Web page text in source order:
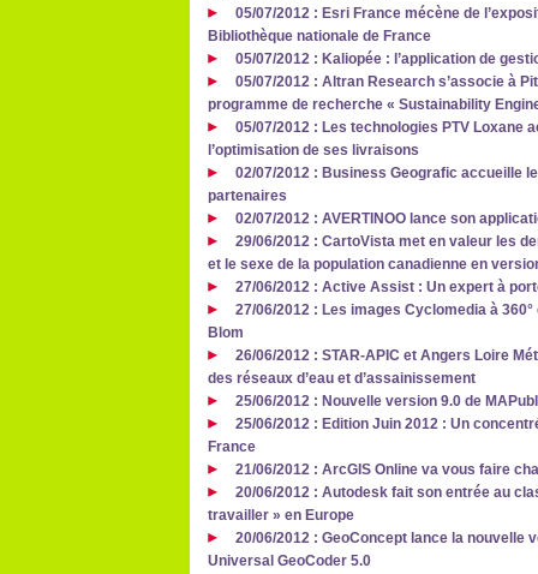
05/07/2012 : Esri France mécène de
Bibliothèque nationale de France
05/07/2012 : Kaliopée : l’application de
05/07/2012 : Altran Research s’associe à
programme de recherche « Sustainability
05/07/2012 : Les technologies PTV Loxane
l’optimisation de ses livraisons
02/07/2012 : Business Geografic accueille
partenaires
02/07/2012 : AVERTINOO lance son
29/06/2012 : CartoVista met en valeur les
et le sexe de la population canadienne en
27/06/2012 : Active Assist : Un expert à
27/06/2012 : Les images Cyclomedia à
Blom
26/06/2012 : STAR-APIC et Angers Loire
des réseaux d’eau et d’assainissement
25/06/2012 : Nouvelle version 9.0 de
25/06/2012 : Edition Juin 2012 : Un
France
21/06/2012 : ArcGIS Online va vous faire
20/06/2012 : Autodesk fait son entrée au
travailler » en Europe
20/06/2012 : GeoConcept lance la nouvelle
Universal GeoCoder 5.0